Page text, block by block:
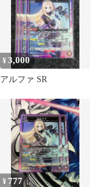
¥3,000
アルファ SR
¥ 777